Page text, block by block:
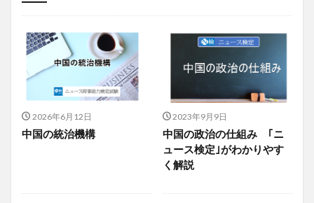
投稿
学び
マンガ
電子書籍
2026年6月12日
中国の統治機構
2023年9月9日
中国の政治の仕組み ｢ニ
ュース検定｣がわかりやす
く解説